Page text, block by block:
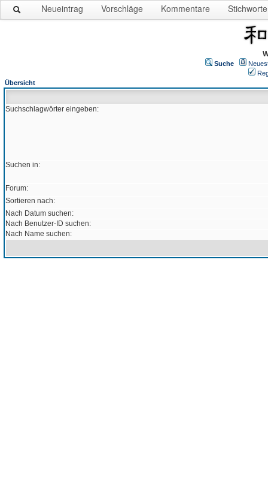
Neueintrag Vorschläge Kommentare Stichworte
Suche
Übersicht
Suchschlagwörter eingeben:
Suchen in:
Forum:
Sortieren nach:
Nach Datum suchen:
Nach Benutzer-ID suchen:
Nach Name suchen: